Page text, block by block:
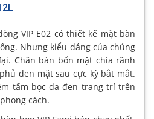
VIP E02 có thiết kế mặt bàn
Nhưng kiểu dáng của chúng
Chân bàn bốn mặt chia rãnh
đen mặt sau cực kỳ bắt mắt.
tấm bọc da đen trang trí trên
cách.